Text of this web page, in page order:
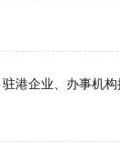
港企业、办事机